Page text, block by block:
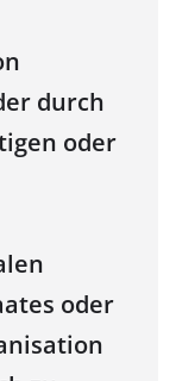
durch
oder
oder